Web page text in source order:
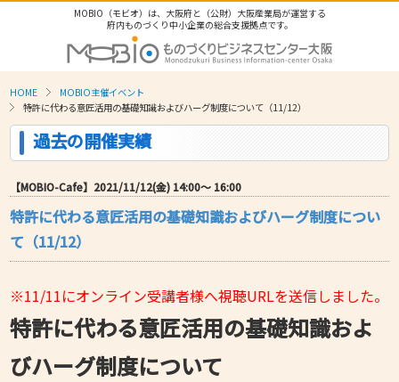
MOBIO（モビオ）は、大阪府と（公財）大阪産業局が運営する
府内ものづくり中小企業の総合支援拠点です。
HOME
MOBIO主催イベント
特許に代わる意匠活用の基礎知識およびハーグ制度について（11/12）
過去の開催実績
【MOBIO-Cafe】2021/11/12(金) 14:00〜 16:00
特許に代わる意匠活用の基礎知識およびハーグ制度につい
て（11/12）
※11/11にオンライン受講者様へ視聴URLを送信しました。
特許に代わる意匠活用の基礎知識およ
びハーグ制度について